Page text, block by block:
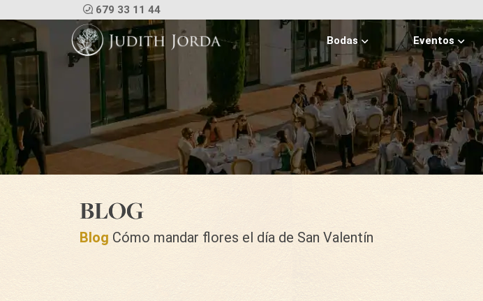
679 33 11 44
Bodas Eventos
BLOG
Blog Cómo mandar flores el día de San Valentín